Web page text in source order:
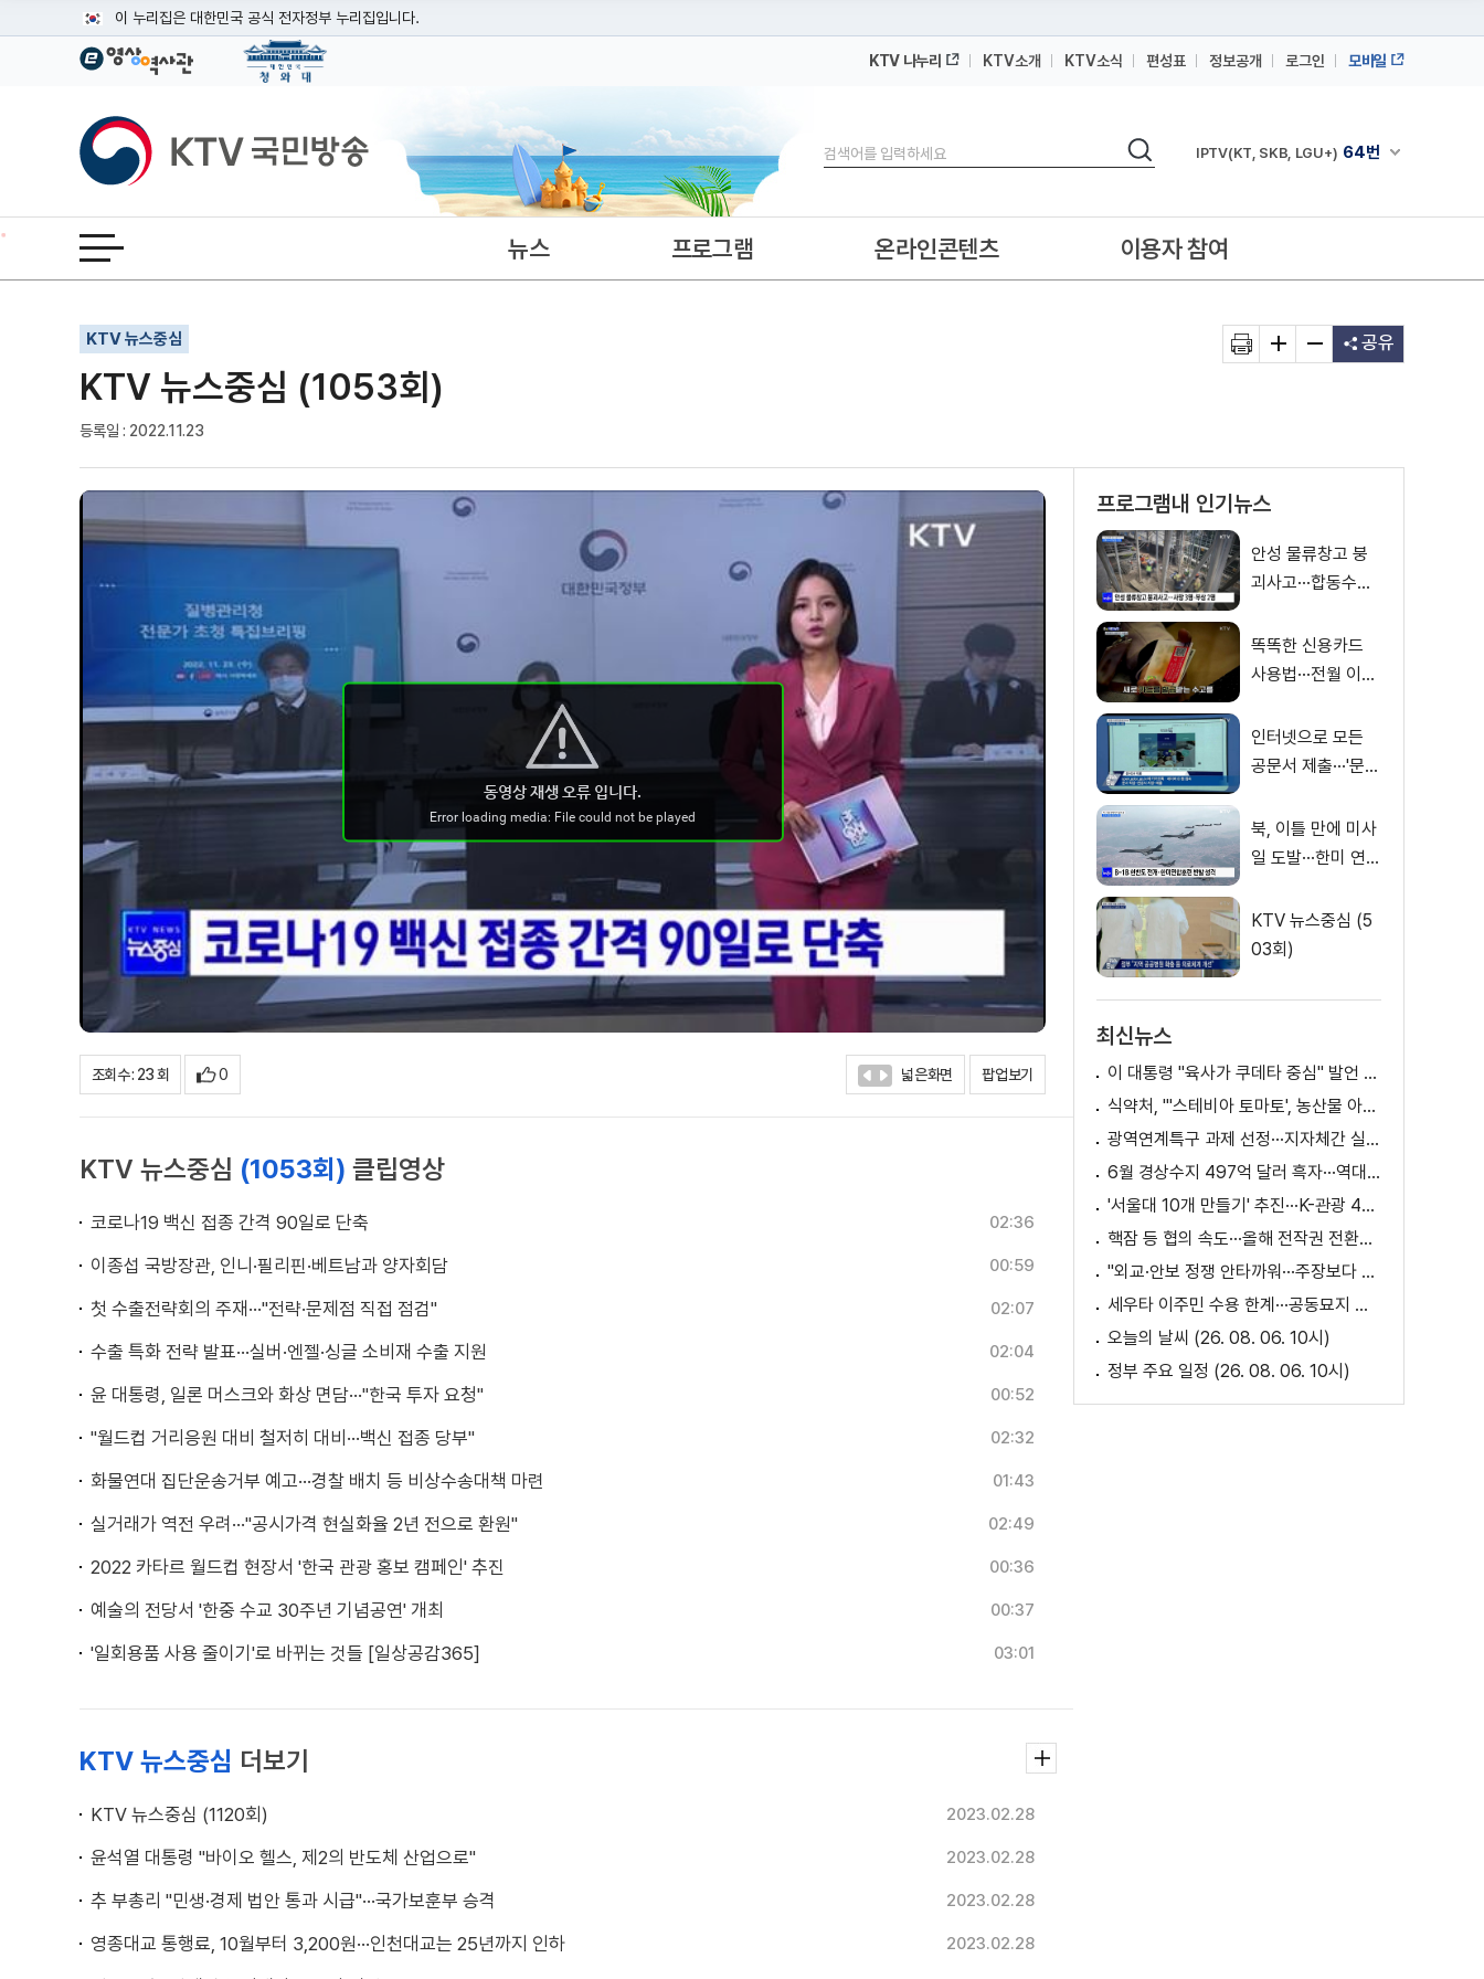
이 누리집은 대한민국 공식 전자정부 누리집입니다.
공식 누리집 주소 확인하기
이밖에 or.kr 또는 .kr등 다른 도메인 주소를 사용하고 있다면 아래 URL에서 도메인 주소를 확인해 보세요
운영중인 공식 누리집보기
KTV 나누리 KTV소개 KTV소식 편성표 정보공개 로그인 모바일
KTV국민방송
검색
검색 채널안내 펼쳐
IPTV(KT, SKB, LGU+) 64번
IPTV(KT, SKB, LGU+)
전체메뉴 열기 뉴스 프로그램 온라인콘텐츠 이용자 참여
KTV 뉴스중심
KTV 뉴스중심 (1053회)
등록일 : 2022.11.23
기사인쇄
글자확대
글자축소 공유
조회수 : 23 회 0 넓은화면 팝업보기
KTV 뉴스중심 (1053회) 클립영상
코로나19 백신 접종 간격 90일로 단축 02:36
이종섭 국방장관, 인니·필리핀·베트남과 양자회담 00:59
첫 수출전략회의 주재···"전략·문제점 직접 점검" 02:07
수출 특화 전략 발표···실버·엔젤·싱글 소비재 수출 지원 02:04
윤 대통령, 일론 머스크와 화상 면담···"한국 투자 요청" 00:52
"월드컵 거리응원 대비 철저히 대비···백신 접종 당부" 02:32
화물연대 집단운송거부 예고···경찰 배치 등 비상수송대책 마련 01:43
실거래가 역전 우려···"공시가격 현실화율 2년 전으로 환원" 02:49
2022 카타르 월드컵 현장서 '한국 관광 홍보 캠페인' 추진 00:36
예술의 전당서 '한중 수교 30주년 기념공연' 개최 00:37
'일회용품 사용 줄이기'로 바뀌는 것들 [일상공감365] 03:01
KTV 뉴스중심 더보기
KTV 뉴스중심 (1120회) 2023.02.28
윤석열 대통령 "바이오 헬스, 제2의 반도체 산업으로" 2023.02.28
추 부총리 "민생·경제 법안 통과 시급"···국가보훈부 승격 2023.02.28
영종대교 통행료, 10월부터 3,200원···인천대교는 25년까지 인하 2023.02.28
프로그램내 인기뉴스
안성 물류창고 붕
괴사고···합동수사
똑똑한 신용카드
사용법···전월 이용
[S&News]
인터넷으로 모든
공문서 제출···'문서
북, 이틀 만에 미사
일 도발···한미 연합
KTV 뉴스중심 (5
03회)
최신뉴스
이 대통령 "육사가 쿠데타 중심" 발언 의미는?
식약처, "'스테비아 토마토', 농산물 아닌 가공식품"
광역연계특구 과제 선정···지자체간 실증 협력 확대
6월 경상수지 497억 달러 흑자···역대 최대
'서울대 10개 만들기' 추진···K-관광 4천만 시대 준비
핵잠 등 협의 속도···올해 전작권 전환시기 결정 추진
"외교·안보 정쟁 안타까워···주장보다 실천 중요"
세우타 이주민 수용 한계···공동묘지 임시 거처 [월드 투데이]
오늘의 날씨 (26. 08. 06. 10시)
정부 주요 일정 (26. 08. 06. 10시)